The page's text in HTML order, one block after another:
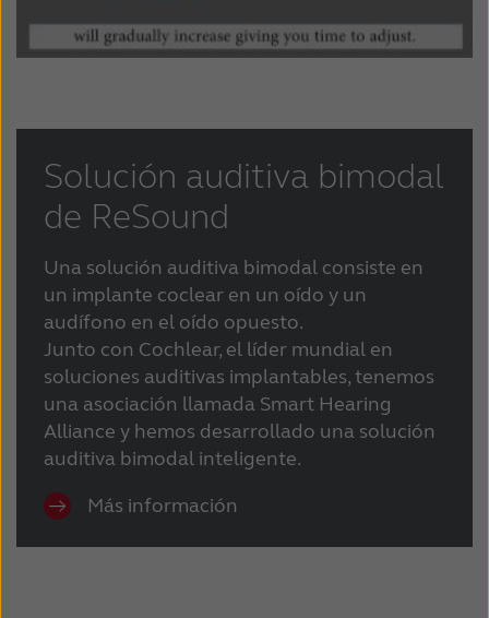
Solución auditiva bimodal
de ReSound
Una solución auditiva bimodal consiste en
un implante coclear en un oído y un
audífono en el oído opuesto.
Junto con Cochlear, el líder mundial en
soluciones auditivas implantables, tenemos
una asociación llamada Smart Hearing
Alliance y hemos desarrollado una solución
auditiva bimodal inteligente.
Más información